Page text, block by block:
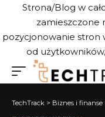
Strona/Blog w
zamieszczone
pozycjonowanie stron
od
TechTrack > Biznes i finanse